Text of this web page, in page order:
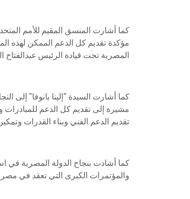
كما أشارت المنسق المقيم للأمم
مؤكدة تقديم كل الدعم الممكن لهذه
المصرية تحت قيادة الرئيس عبدالفتاح
كما أشارت السيدة "إلينا بانوفا" إلى
مشيرة إلى تقديم كل الدعم
تقديم الدعم الفني وبناء القدرات
كما أشادت بنجاح الدولة المصرية في
والمؤتمرات الكبرى التي تعقد في مصر.